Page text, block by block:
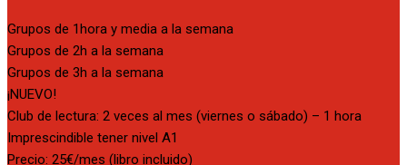
Grupos de 1hora y media a la semana
Grupos de 2h a la semana
Grupos de 3h a la semana
¡NUEVO!
Club de lectura: 2 veces al mes (viernes o sábado) – 1 hora
Imprescindible tener nivel A1
Precio: 25€/mes (libro incluido)